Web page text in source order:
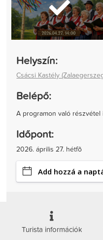
Helyszín:
Csácsi Kastély
Belépő:
A programon való részvétel
Időpont:
2026. április 27. hétfõ
Add hozzá a
Turista információk